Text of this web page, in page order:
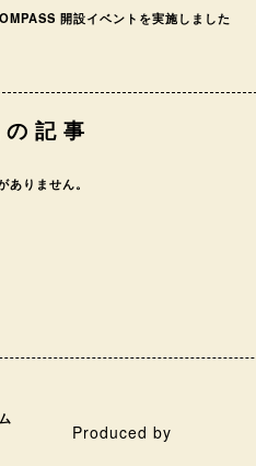
開設イベントを実施しました
記事
ありません。
Produced by